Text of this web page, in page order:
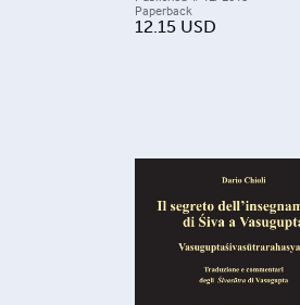
Paperback
12.15 USD